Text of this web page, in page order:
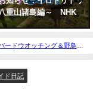
垣飛来
日
ードウオッチング＆野鳥撮
ウアカショウビンにタカサ
ド日記